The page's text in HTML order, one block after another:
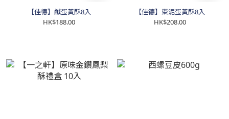
【佳德】鹹蛋黃酥8入
HK$188.00
【佳德】棗泥蛋黃酥8入
HK$208.00